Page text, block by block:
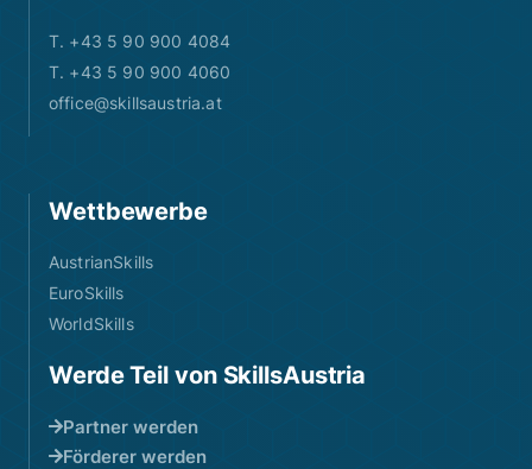
T. +43 5 90 900 4084
T. +43 5 90 900 4060
office@skillsaustria.at
Wettbewerbe
AustrianSkills
EuroSkills
WorldSkills
Werde Teil von SkillsAustria
Partner werden
Förderer werden